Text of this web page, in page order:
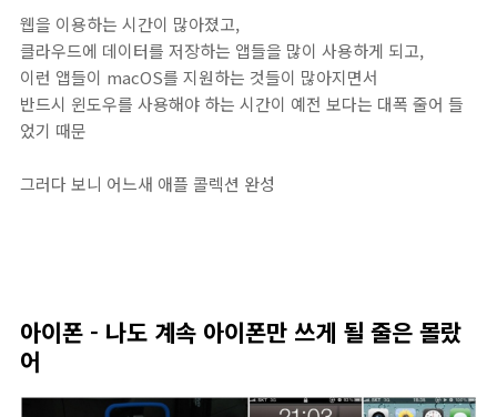
웹을 이용하는 시간이 많아졌고,
클라우드에 데이터를 저장하는 앱들을 많이 사용하게 되고,
이런 앱들이 macOS를 지원하는 것들이 많아지면서
반드시 윈도우를 사용해야 하는 시간이 예전 보다는 대폭 줄어 들
었기 때문
그러다 보니 어느새 애플 콜렉션 완성
아이폰 - 나도 계속 아이폰만 쓰게 될 줄은 몰랐
어